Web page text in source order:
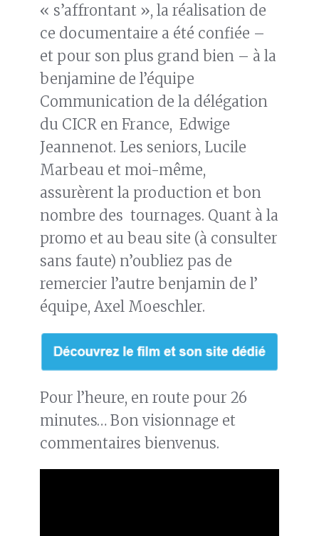
« s’affrontant », la réalisation de
ce documentaire a été confiée –
et pour son plus grand bien – à la
benjamine de l’équipe
Communication de la délégation
du CICR en France, Edwige
Jeannenot. Les seniors, Lucile
Marbeau et moi-même,
assurèrent la production et bon
nombre des tournages. Quant à la
promo et au beau site (à consulter
sans faute) n’oubliez pas de
remercier l’autre benjamin de l’
équipe, Axel Moeschler.
Pour l’heure, en route pour 26
minutes… Bon visionnage et
commentaires bienvenus.